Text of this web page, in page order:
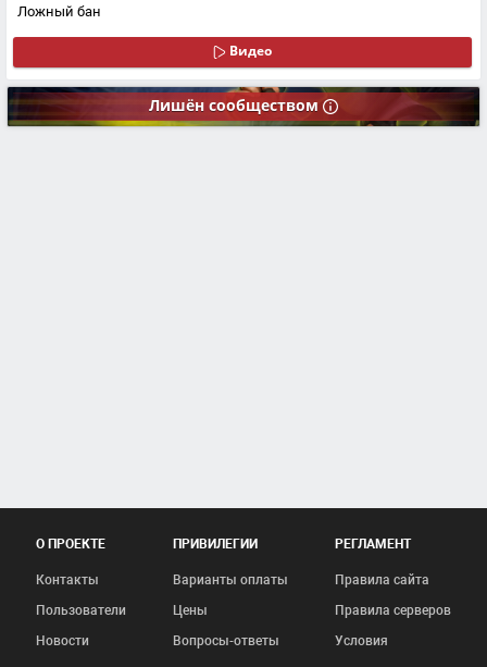
Ложный бан
Видео
Лишён сообществом
О ПРОЕКТЕ
Контакты
Пользователи
Новости
ПРИВИЛЕГИИ
Варианты оплаты
Цены
Вопросы-ответы
РЕГЛАМЕНТ
Правила сайта
Правила серверов
Условия